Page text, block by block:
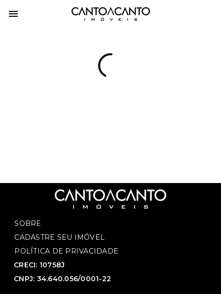
SOBRE
CADASTRE SEU IMÓVEL
POLÍTICA DE PRIVACIDADE
CRECI: 10758J
CNPJ: 34.640.056/0001-22